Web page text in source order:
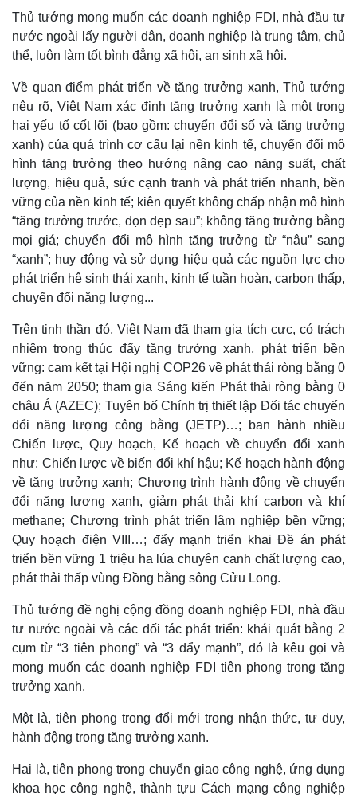
Văn hóa
Văn học
Âm nhạc
Di sản
Giải trí
Thời trang
Sao Việt
Thủ tướng mong muốn các doanh nghiệp FDI, nhà đầu tư
nước ngoài lấy người dân, doanh nghiệp là trung tâm, chủ
thể, luôn làm tốt bình đẳng xã hội, an sinh xã hội.
Về quan điểm phát triển về tăng trưởng xanh, Thủ tướng
nêu rõ, Việt Nam xác định tăng trưởng xanh là một trong
hai yếu tố cốt lõi (bao gồm: chuyển đổi số và tăng trưởng
xanh) của quá trình cơ cấu lại nền kinh tế, chuyển đổi mô
hình tăng trưởng theo hướng nâng cao năng suất, chất
lượng, hiệu quả, sức cạnh tranh và phát triển nhanh, bền
vững của nền kinh tế; kiên quyết không chấp nhận mô hình
“tăng trưởng trước, dọn dẹp sau”; không tăng trưởng bằng
mọi giá; chuyển đổi mô hình tăng trưởng từ “nâu” sang
“xanh”; huy động và sử dụng hiệu quả các nguồn lực cho
phát triển hệ sinh thái xanh, kinh tế tuần hoàn, carbon thấp,
chuyển đổi năng lượng...
Trên tinh thần đó, Việt Nam đã tham gia tích cực, có trách
nhiệm trong thúc đẩy tăng trưởng xanh, phát triển bền
vững: cam kết tại Hội nghị COP26 về phát thải ròng bằng 0
đến năm 2050; tham gia Sáng kiến Phát thải ròng bằng 0
châu Á (AZEC); Tuyên bố Chính trị thiết lập Đối tác chuyển
đổi năng lượng công bằng (JETP)…; ban hành nhiều
Chiến lược, Quy hoạch, Kế hoạch về chuyển đổi xanh
như: Chiến lược về biến đổi khí hậu; Kế hoạch hành động
về tăng trưởng xanh; Chương trình hành động về chuyển
đổi năng lượng xanh, giảm phát thải khí carbon và khí
methane; Chương trình phát triển lâm nghiệp bền vững;
Quy hoạch điện VIII…; đẩy mạnh triển khai Đề án phát
triển bền vững 1 triệu ha lúa chuyên canh chất lượng cao,
phát thải thấp vùng Đồng bằng sông Cửu Long.
Thủ tướng đề nghị cộng đồng doanh nghiệp FDI, nhà đầu
tư nước ngoài và các đối tác phát triển: khái quát bằng 2
cụm từ “3 tiên phong” và “3 đẩy mạnh”, đó là kêu gọi và
mong muốn các doanh nghiệp FDI tiên phong trong tăng
trưởng xanh.
Một là, tiên phong trong đổi mới trong nhận thức, tư duy,
hành động trong tăng trưởng xanh.
Hai là, tiên phong trong chuyển giao công nghệ, ứng dụng
khoa học công nghệ, thành tựu Cách mạng công nghiệp